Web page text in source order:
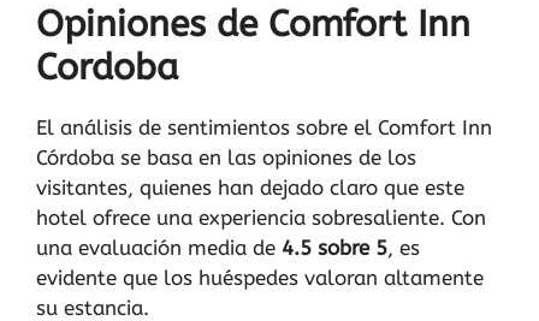
Opiniones de Comfort Inn
Cordoba
El análisis de sentimientos sobre el Comfort Inn
Córdoba se basa en las opiniones de los
visitantes, quienes han dejado claro que este
hotel ofrece una experiencia sobresaliente. Con
una evaluación media de 4.5 sobre 5, es
evidente que los huéspedes valoran altamente
su estancia.